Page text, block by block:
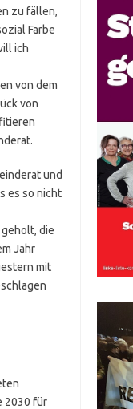
zu fällen,
Farbe
ich
von dem
von
und
es so nicht
die
Jahr
mit
2030 für